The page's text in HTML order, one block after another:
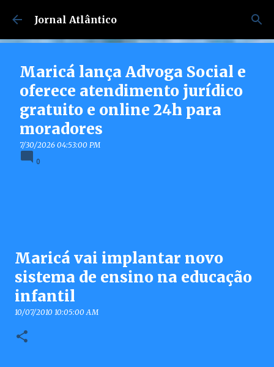
Pular para o conteúdo principal
Jornal Atlântico
Maricá lança Advoga Social e
oferece atendimento jurídico
gratuito e online 24h para
moradores
7/30/2026 04:53:00 PM
0
Maricá vai implantar novo
sistema de ensino na educação
infantil
10/07/2010 10:05:00 AM